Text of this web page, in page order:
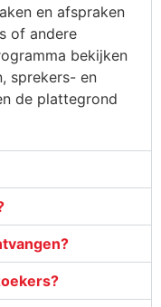
en afspraken
of andere
bekijken
sprekers- en
de plattegrond